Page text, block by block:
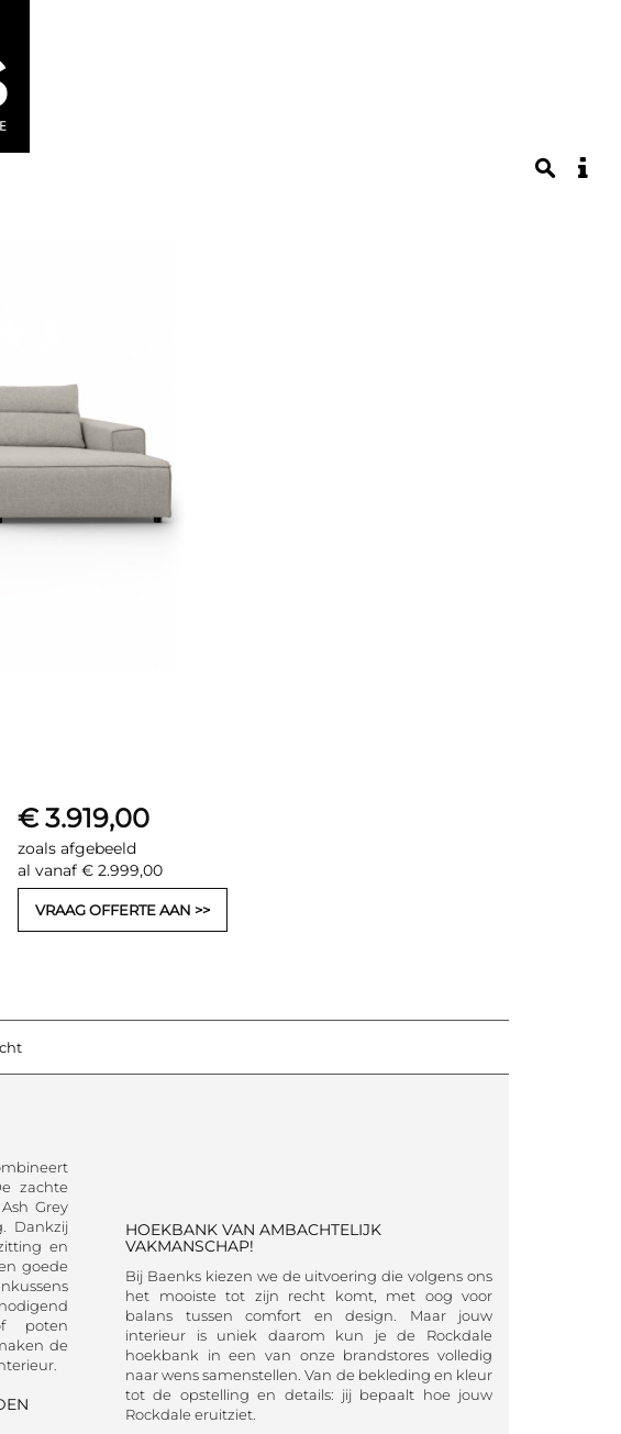
€ 3.919,00
zoals afgebeeld
al vanaf € 2.999,00
VRAAG OFFERTE AAN
zachte
Grey
Dankzij
en
goede
poten
de
HOEKBANK VAN AMBACHTELIJK
VAKMANSCHAP!
Bij Baenks kiezen we de uitvoering die volgens ons
het mooiste tot zijn recht komt, met oog voor
balans tussen comfort en design. Maar jouw
interieur is uniek daarom kun je de Rockdale
hoekbank in een van onze brandstores volledig
naar wens samenstellen. Van de bekleding en kleur
tot de opstelling en details: jij bepaalt hoe jouw
Rockdale eruitziet.